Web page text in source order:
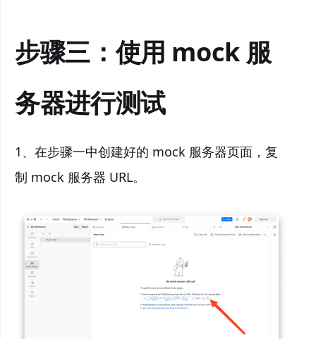
步骤三：使用 mock 服
务器进行测试
1、在步骤一中创建好的 mock 服务器页面，复
制 mock 服务器 URL。